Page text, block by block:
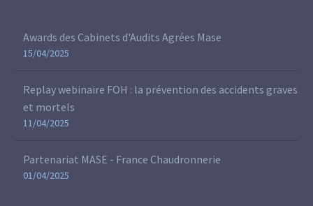
Awards des Cabinets d'Audits Agrées Mase
15/04/2025
Replay webinaire FOH : la prévention des accidents graves
et mortels
11/04/2025
Partenariat MASE - France Chaudronnerie
01/04/2025